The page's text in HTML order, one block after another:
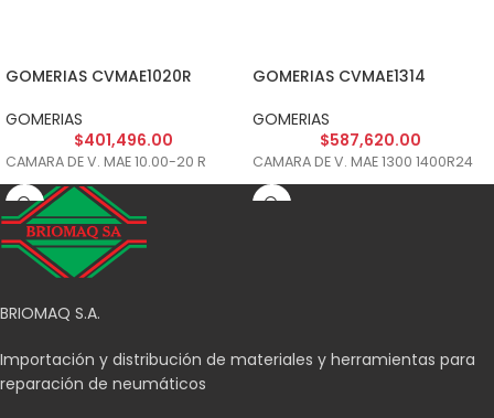
GOMERIAS CVMAE1020R
GOMERIAS
$401,496.00
CAMARA DE V. MAE 10.00-20 R
GOMERIAS CVMAE1314
GOMERIAS
$587,620.00
CAMARA DE V. MAE 1300 1400R24
BRIOMAQ S.A.
Importación y distribución de materiales y herramientas para
reparación de neumáticos